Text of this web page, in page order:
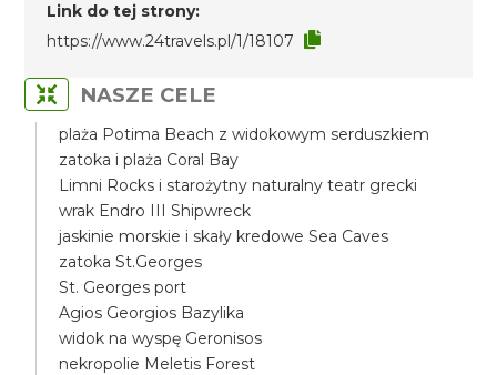
Link do tej strony:
https://www.24travels.pl/1/18107
NASZE CELE
plaża Potima Beach z widokowym serduszkiem
zatoka i plaża Coral Bay
Limni Rocks i starożytny naturalny teatr grecki
wrak Endro III Shipwreck
jaskinie morskie i skały kredowe Sea Caves
zatoka St.Georges
St. Georges port
Agios Georgios Bazylika
widok na wyspę Geronisos
nekropolie Meletis Forest